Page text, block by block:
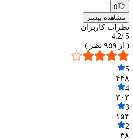
0
مشاهده بیشتر
نظرات کاربران
5 /
4.2
( از ۹۵۹ نظر )
5
۴۴۸
4
۳۰۳
3
۱۵۴
2
۳۸